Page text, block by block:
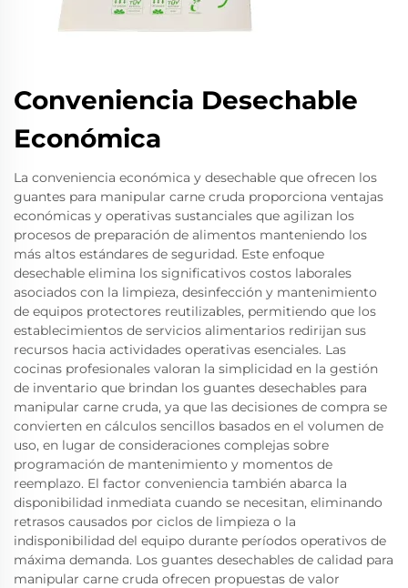
Conveniencia Desechable
Económica
La conveniencia económica y desechable que ofrecen los
guantes para manipular carne cruda proporciona ventajas
económicas y operativas sustanciales que agilizan los
procesos de preparación de alimentos manteniendo los
más altos estándares de seguridad. Este enfoque
desechable elimina los significativos costos laborales
asociados con la limpieza, desinfección y mantenimiento
de equipos protectores reutilizables, permitiendo que los
establecimientos de servicios alimentarios redirijan sus
recursos hacia actividades operativas esenciales. Las
cocinas profesionales valoran la simplicidad en la gestión
de inventario que brindan los guantes desechables para
manipular carne cruda, ya que las decisiones de compra se
convierten en cálculos sencillos basados en el volumen de
uso, en lugar de consideraciones complejas sobre
programación de mantenimiento y momentos de
reemplazo. El factor conveniencia también abarca la
disponibilidad inmediata cuando se necesitan, eliminando
retrasos causados por ciclos de limpieza o la
indisponibilidad del equipo durante períodos operativos de
máxima demanda. Los guantes desechables de calidad para
manipular carne cruda ofrecen propuestas de valor